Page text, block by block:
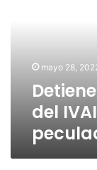
peculadomayo 28,
del